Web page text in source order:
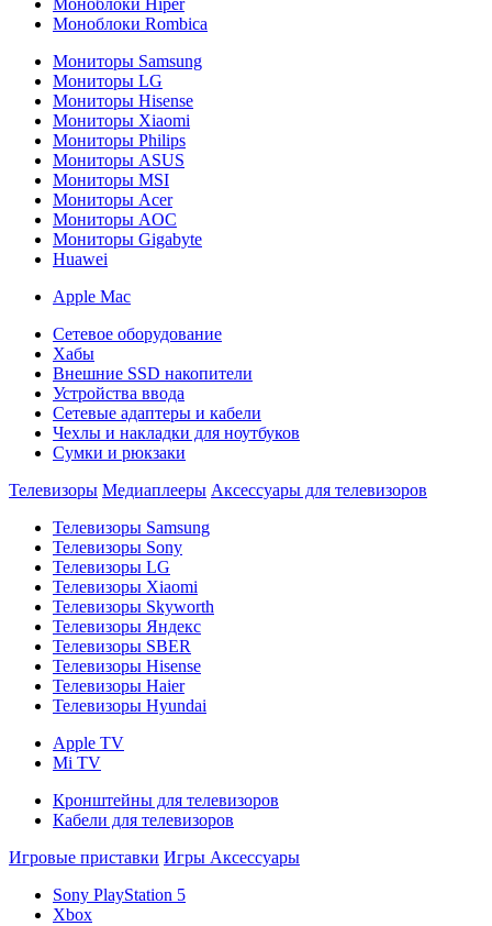
Моноблоки Hiper
Моноблоки Rombica
Мониторы Samsung
Мониторы LG
Мониторы Hisense
Мониторы Xiaomi
Мониторы Philips
Мониторы ASUS
Мониторы MSI
Мониторы Acer
Мониторы AOC
Мониторы Gigabyte
Huawei
Apple Mac
Сетевое оборудование
Хабы
Внешние SSD накопители
Устройства ввода
Сетевые адаптеры и кабели
Чехлы и накладки для ноутбуков
Сумки и рюкзаки
Телевизоры Медиаплееры Аксессуары для телевизоров
Телевизоры Samsung
Телевизоры Sony
Телевизоры LG
Телевизоры Xiaomi
Телевизоры Skyworth
Телевизоры Яндекс
Телевизоры SBER
Телевизоры Hisense
Телевизоры Haier
Телевизоры Hyundai
Apple TV
Mi TV
Кронштейны для телевизоров
Кабели для телевизоров
Игровые приставки Игры Аксессуары
Sony PlayStation 5
Xbox